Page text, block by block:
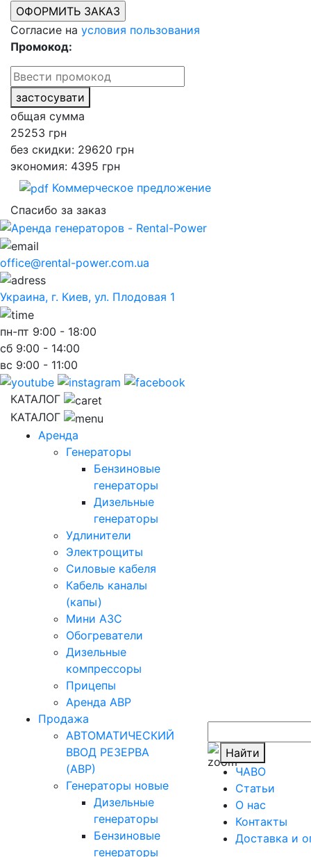
Согласие на условия пользования
Промокод:
застосувати
общая сумма
25253 грн
без скидки: 29620 грн
экономия: 4395 грн
Коммерческое предложение
Спасибо за заказ
office@rental-power.com.ua
Украина, г. Киев, ул. Плодовая 1
пн-пт 9:00 - 18:00
сб 9:00 - 14:00
вс 9:00 - 11:00
КАТАЛОГ
КАТАЛОГ
Аренда
Генераторы
Бензиновые
генераторы
Дизельные
генераторы
Удлинители
Электрощиты
Силовые кабеля
Кабель каналы
(капы)
Мини АЗС
Обогреватели
Дизельные
компрессоры
Прицепы
Аренда АВР
Продажа
АВТОМАТИЧЕСКИЙ
ВВОД РЕЗЕРВА
(АВР)
Генераторы новые
Дизельные
генераторы
Бензиновые
генераторы
Найти
ЧАВО
Cтатьи
O нас
Контакты
Доставка и